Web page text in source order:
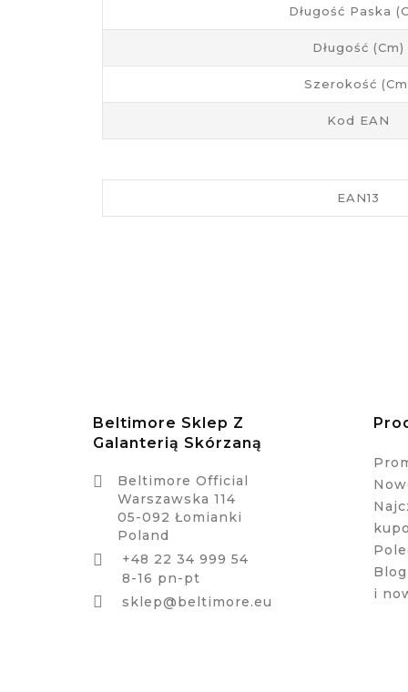
Długość Paska
Długość (cm)
Szerokość
Kod EAN
EAN13
Beltimore Sklep Z
Galanterią Skórzaną

Beltimore Official
Warszawska 114
05-092 Łomianki
Poland

+48 22 34 999 54
8-16 pn-pt
 sklep@beltimore.eu
i